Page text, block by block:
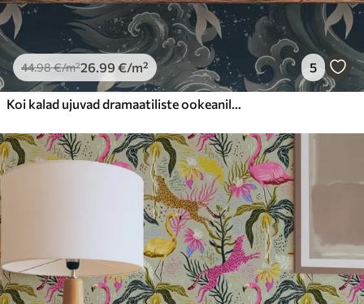
44.98€/m²26.99 €/m² 5
Koi kalad ujuvad dramaatiliste ookeanilainete keskel